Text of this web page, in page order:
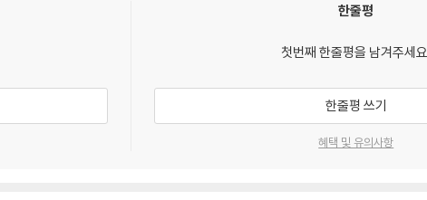
한줄평
첫번째 한줄평을 남겨주세요.
한줄평 쓰기
혜택 및 유의사항